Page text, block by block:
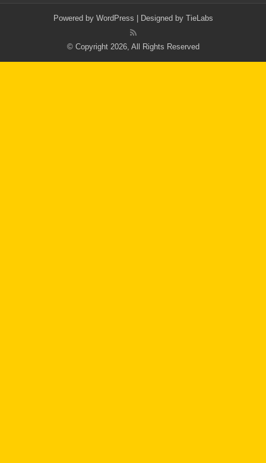
Powered by WordPress | Designed by TieLabs
© Copyright 2026, All Rights Reserved